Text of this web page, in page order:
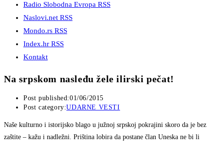
Radio Slobodna Evropa RSS
Naslovi.net RSS
Mondo.rs RSS
Index.hr RSS
Kontakt
Na srpskom nasleđu žele ilirski pečat!
Post published:01/06/2015
Post category:UDARNE VESTI
Naše kulturno i istorijsko blago u južnoj srpskoj pokrajini skoro da je bez
zaštite – kažu i nadležni. Priština lobira da postane član Uneska ne bi li